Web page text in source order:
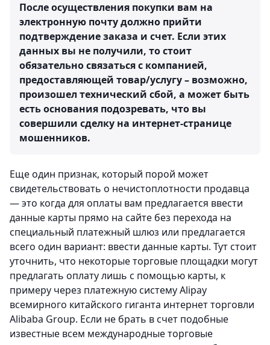
После осуществления покупки вам на
электронную почту должно прийти
подтверждение заказа и счет. Если этих
данных вы не получили, то стоит
обязательно связаться с компанией,
предоставляющей товар/услугу – возможно,
произошел технический сбой, а может быть
есть основания подозревать, что вы
совершили сделку на интернет-странице
мошенников.
Еще один признак, который порой может
свидетельствовать о нечистоплотности продавца
— это когда для оплаты вам предлагается ввести
данные карты прямо на сайте без перехода на
специальный платежный шлюз или предлагается
всего один вариант: ввести данные карты. Тут стоит
уточнить, что некоторые торговые площадки могут
предлагать оплату лишь с помощью карты, к
примеру через платежную систему Alipay
всемирного китайского гиганта интернет торговли
Alibaba Group. Если не брать в счет подобные
известные всем международные торговые